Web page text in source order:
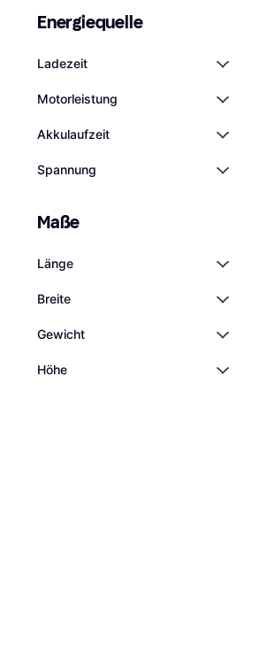
Energiequelle
Ladezeit
Motorleistung
Akkulaufzeit
Spannung
Maße
Länge
Breite
Gewicht
Höhe